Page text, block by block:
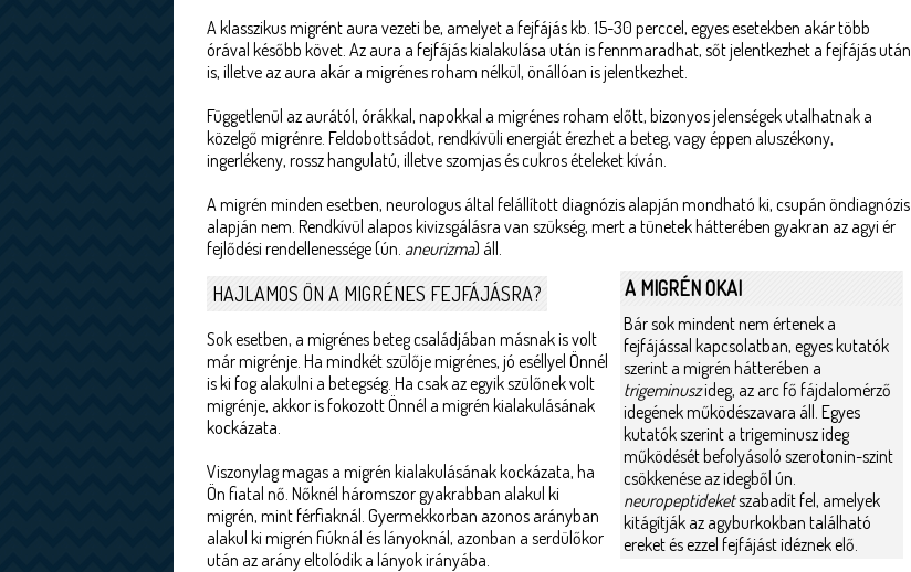
A klasszikus migrént aura vezeti be, amelyet a fejfájás kb. 15-30 perccel, egyes esetekben akár több
órával később követ. Az aura a fejfájás kialakulása után is fennmaradhat, sőt jelentkezhet a fejfájás után
is, illetve az aura akár a migrénes roham nélkül, önállóan is jelentkezhet.
Függetlenül az aurától, órákkal, napokkal a migrénes roham előtt, bizonyos jelenségek utalhatnak a
közelgő migrénre. Feldobottsádot, rendkívüli energiát érezhet a beteg, vagy éppen aluszékony,
ingerlékeny, rossz hangulatú, illetve szomjas és cukros ételeket kíván.
A migrén minden esetben, neurologus által felállított diagnózis alapján mondható ki, csupán öndiagnózis
alapján nem. Rendkívül alapos kivizsgálásra van szükség, mert a tünetek hátterében gyakran az agyi ér
fejlődési rendellenessége (ún. aneurizma) áll.
HAJLAMOS ÖN A MIGRÉNES FEJFÁJÁSRA? A MIGRÉN OKAI
Bár sok mindent nem értenek a
fejfájással kapcsolatban, egyes kutatók
szerint a migrén hátterében a
trigeminuszideg, az arc fő fájdalomérző
idegének működészavara áll. Egyes
kutatók szerint a trigeminusz ideg
működését befolyásoló szerotonin-szint
csökkenése az idegből ún.
neuropeptideketszabadít fel, amelyek
kitágítják az agyburkokban található
ereket és ezzel fejfájást idéznek elő.
Sok esetben, a migrénes beteg családjában másnak is volt
már migrénje. Ha mindkét szülője migrénes, jó eséllyel Önnél
is ki fog alakulni a betegség. Ha csak az egyik szülőnek volt
migrénje, akkor is fokozott Önnél a migrén kialakulásának
kockázata.
Viszonylag magas a migrén kialakulásának kockázata, ha
Ön fiatal nő. Nőknél háromszor gyakrabban alakul ki
migrén, mint férfiaknál. Gyermekkorban azonos arányban
alakul ki migrén fiúknál és lányoknál, azonban a serdülőkor
után az arány eltolódik a lányok irányába.